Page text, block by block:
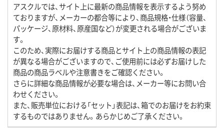
アスクルでは、サイト上に最新の商品情報を表示するよう努め
ておりますが、メーカーの都合等により、商品規格・仕様（容量、
パッケージ、原材料、原産国など）が変更される場合がございま
す。
このため、実際にお届けする商品とサイト上の商品情報の表記
が異なる場合がございますので、ご使用前には必ずお届けした
商品の商品ラベルや注意書きをご確認ください。
さらに詳細な商品情報が必要な場合は、メーカー等にお問い合
わせください。
また、販売単位における「セット」表記は、箱でのお届けをお約束
するものではありません。あらかじめご了承ください。